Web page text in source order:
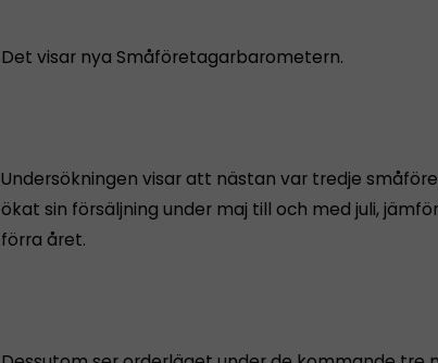
Det visar nya Småföretagarbarometern.
Undersökningen visar att nästan var tredje
ökat sin försäljning under maj till och med juli,
förra året.